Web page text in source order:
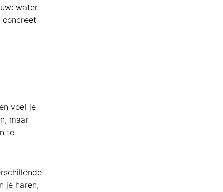
water
concreet
voel je
maar
te
je haren,